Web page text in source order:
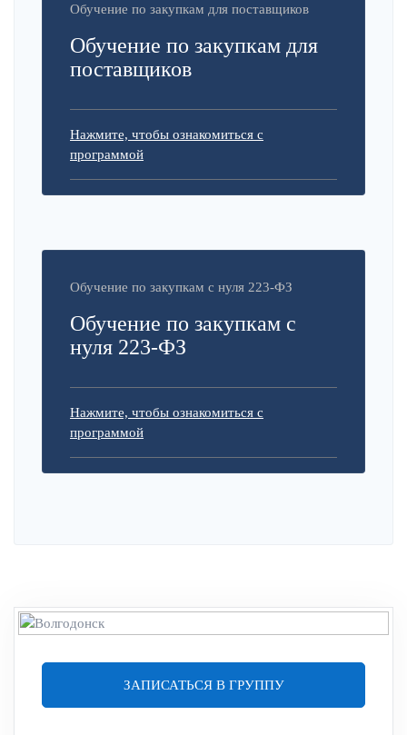
Обучение по закупкам для поставщиков
Обучение по закупкам для
поставщиков
Нажмите, чтобы ознакомиться с
программой
Обучение по закупкам с нуля 223-ФЗ
Обучение по закупкам с
нуля 223-ФЗ
Нажмите, чтобы ознакомиться с
программой
ЗАПИСАТЬСЯ В ГРУППУ